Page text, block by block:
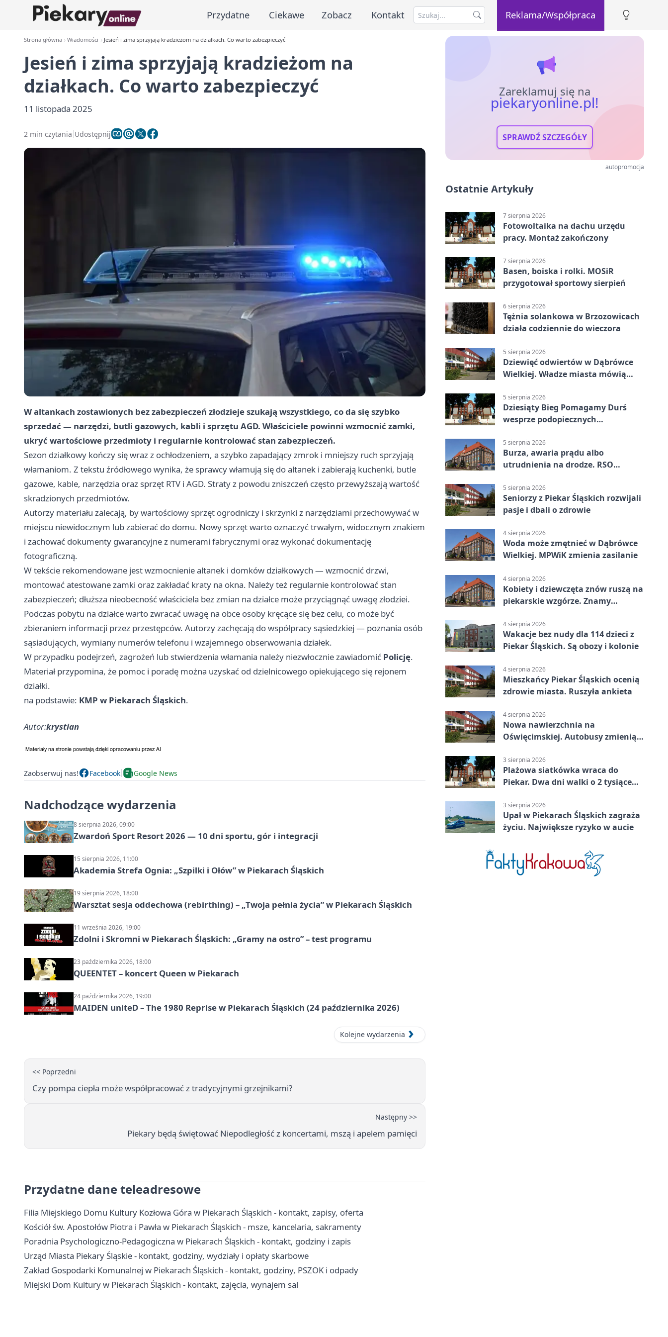
Przydatne Ciekawe Zobacz Kontakt Reklama/Współpraca
Strona główna Wiadomości Jesień i zima sprzyjają kradzieżom na działkach. Co warto zabezpieczyć
Jesień i zima sprzyjają kradzieżom na
działkach. Co warto zabezpieczyć
11 listopada 2025
2 min czytania Udostępnij
W altankach zostawionych bez zabezpieczeń złodzieje szukają wszystkiego, co da się szybko
sprzedać — narzędzi, butli gazowych, kabli i sprzętu AGD. Właściciele powinni wzmocnić zamki,
ukryć wartościowe przedmioty i regularnie kontrolować stan zabezpieczeń.
Sezon działkowy kończy się wraz z ochłodzeniem, a szybko zapadający zmrok i mniejszy ruch sprzyjają
włamaniom. Z tekstu źródłowego wynika, że sprawcy włamują się do altanek i zabierają kuchenki, butle
gazowe, kable, narzędzia oraz sprzęt RTV i AGD. Straty z powodu zniszczeń często przewyższają wartość
skradzionych przedmiotów.
Autorzy materiału zalecają, by wartościowy sprzęt ogrodniczy i skrzynki z narzędziami przechowywać w
miejscu niewidocznym lub zabierać do domu. Nowy sprzęt warto oznaczyć trwałym, widocznym znakiem
i zachować dokumenty gwarancyjne z numerami fabrycznymi oraz wykonać dokumentację
fotograficzną.
W tekście rekomendowane jest wzmocnienie altanek i domków działkowych — wzmocnić drzwi,
montować atestowane zamki oraz zakładać kraty na okna. Należy też regularnie kontrolować stan
zabezpieczeń; dłuższa nieobecność właściciela bez zmian na działce może przyciągnąć uwagę złodziei.
Podczas pobytu na działce warto zwracać uwagę na obce osoby kręcące się bez celu, co może być
zbieraniem informacji przez przestępców. Autorzy zachęcają do współpracy sąsiedzkiej — poznania osób
sąsiadujących, wymiany numerów telefonu i wzajemnego obserwowania działek.
W przypadku podejrzeń, zagrożeń lub stwierdzenia włamania należy niezwłocznie zawiadomić Policję.
Materiał przypomina, że pomoc i poradę można uzyskać od dzielnicowego opiekującego się rejonem
działki.
na podstawie: KMP w Piekarach Śląskich.
Autor:krystian
Zaobserwuj nas! Facebook Google News
Nadchodzące wydarzenia
8 sierpnia 2026, 09:00
Zwardoń Sport Resort 2026 — 10 dni sportu, gór i integracji
15 sierpnia 2026, 11:00
Akademia Strefa Ognia: „Szpilki i Ołów” w Piekarach Śląskich
19 sierpnia 2026, 18:00
Warsztat sesja oddechowa (rebirthing) – „Twoja pełnia życia” w Piekarach Śląskich
11 września 2026, 19:00
Zdolni i Skromni w Piekarach Śląskich: „Gramy na ostro” – test programu
23 października 2026, 18:00
QUEENTET – koncert Queen w Piekarach
24 października 2026, 19:00
MAIDEN uniteD – The 1980 Reprise w Piekarach Śląskich (24 października 2026)
Kolejne wydarzenia
<< Poprzedni
Czy pompa ciepła może współpracować z tradycyjnymi grzejnikami?
Następny >>
Piekary będą świętować Niepodległość z koncertami, mszą i apelem pamięci
Przydatne dane teleadresowe
Filia Miejskiego Domu Kultury Kozłowa Góra w Piekarach Śląskich - kontakt, zapisy, oferta
Kościół św. Apostołów Piotra i Pawła w Piekarach Śląskich - msze, kancelaria, sakramenty
Poradnia Psychologiczno-Pedagogiczna w Piekarach Śląskich - kontakt, godziny i zapis
Urząd Miasta Piekary Śląskie - kontakt, godziny, wydziały i opłaty skarbowe
Zakład Gospodarki Komunalnej w Piekarach Śląskich - kontakt, godziny, PSZOK i odpady
Miejski Dom Kultury w Piekarach Śląskich - kontakt, zajęcia, wynajem sal
Zareklamuj się na
piekaryonline.pl!
SPRAWDŹ SZCZEGÓŁY
autopromocja
Ostatnie Artykuły
7 sierpnia 2026
Fotowoltaika na dachu urzędu
pracy. Montaż zakończony
7 sierpnia 2026
Basen, boiska i rolki. MOSiR
przygotował sportowy sierpień
6 sierpnia 2026
Tężnia solankowa w Brzozowicach
działa codziennie do wieczora
5 sierpnia 2026
Dziewięć odwiertów w Dąbrówce
Wielkiej. Władze miasta mówią
5 sierpnia 2026
Dziesiąty Bieg Pomagamy Durś
wesprze podopiecznych
5 sierpnia 2026
Burza, awaria prądu albo
utrudnienia na drodze. RSO
5 sierpnia 2026
Seniorzy z Piekar Śląskich rozwijali
pasje i dbali o zdrowie
4 sierpnia 2026
Woda może zmętnieć w Dąbrówce
Wielkiej. MPWiK zmienia zasilanie
4 sierpnia 2026
Kobiety i dziewczęta znów ruszą na
piekarskie wzgórze. Znamy
4 sierpnia 2026
Wakacje bez nudy dla 114 dzieci z
Piekar Śląskich. Są obozy i kolonie
4 sierpnia 2026
Mieszkańcy Piekar Śląskich ocenią
zdrowie miasta. Ruszyła ankieta
4 sierpnia 2026
Nowa nawierzchnia na
Oświęcimskiej. Autobusy zmienią
3 sierpnia 2026
Plażowa siatkówka wraca do
Piekar. Dwa dni walki o 2 tysiące
3 sierpnia 2026
Upał w Piekarach Śląskich zagraża
życiu. Największe ryzyko w aucie